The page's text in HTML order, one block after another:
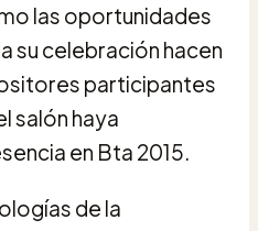
las oportunidades
su celebración hacen
participantes
salón haya
en Bta 2015.
de la